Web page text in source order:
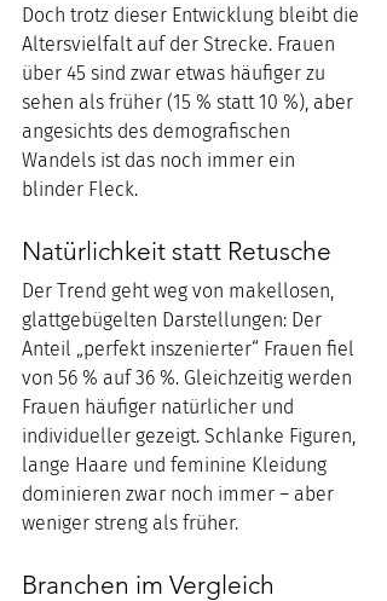
Doch trotz dieser Entwicklung bleibt die
Altersvielfalt auf der Strecke. Frauen
über 45 sind zwar etwas häufiger zu
sehen als früher (15 % statt 10 %), aber
angesichts des demografischen
Wandels ist das noch immer ein
blinder Fleck.
Natürlichkeit statt Retusche
Der Trend geht weg von makellosen,
glattgebügelten Darstellungen: Der
Anteil „perfekt inszenierter“ Frauen fiel
von 56 % auf 36 %. Gleichzeitig werden
Frauen häufiger natürlicher und
individueller gezeigt. Schlanke Figuren,
lange Haare und feminine Kleidung
dominieren zwar noch immer – aber
weniger streng als früher.
Branchen im Vergleich